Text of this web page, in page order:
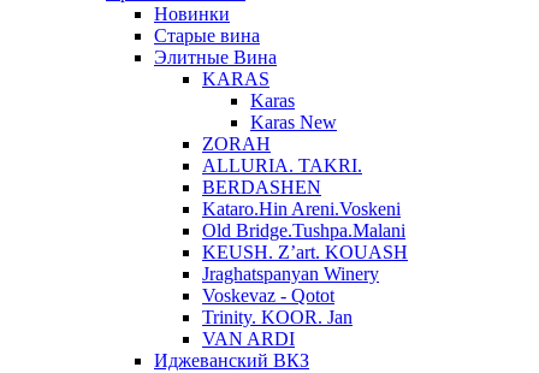
Новинки
Старые вина
Элитные Вина
KARAS
Karas
Karas New
ZORAH
ALLURIA. TAKRI.
BERDASHEN
Kataro.Hin Areni.Voskeni
Old Bridge.Tushpa.Malani
KEUSH. Z’art. KOUASH
Jraghatspanyan Winery
Voskevaz - Qotot
Trinity. KOOR. Jan
VAN ARDI
Иджеванский ВКЗ